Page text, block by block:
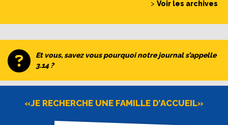
> Voir les archives
Et vous, savez vous pourquoi notre journal s’appelle
3.14 ?
«JE RECHERCHE UNE FAMILLE D’ACCUEIL»